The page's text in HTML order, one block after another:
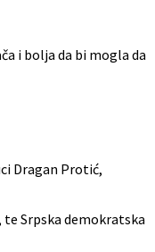
i bolja da bi mogla da
Dragan Protić,
Srpska demokratska